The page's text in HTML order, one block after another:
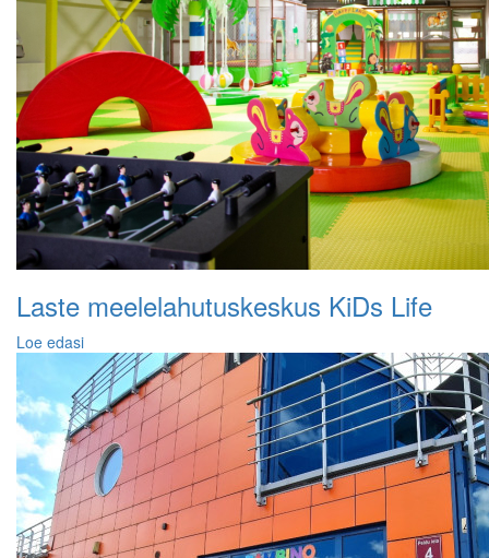
Laste meelelahutuskeskus KiDs Life
Loe edasi